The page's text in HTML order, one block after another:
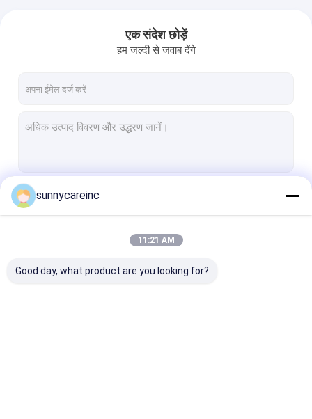
पशु पोषण सामग्री
पोषण पूरक पाउडर
एक संदेश छोड़ें
हम जल्दी से जवाब देंगे
sunnycareinc
11:21 AM
Good day, what product are you looking for?